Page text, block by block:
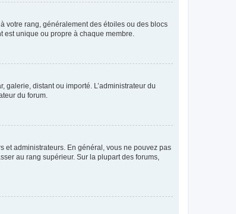
votre rang, généralement des étoiles ou des blocs
est unique ou propre à chaque membre.
galerie, distant ou importé. L’administrateur du
du forum.
et administrateurs. En général, vous ne pouvez pas
au rang supérieur. Sur la plupart des forums,